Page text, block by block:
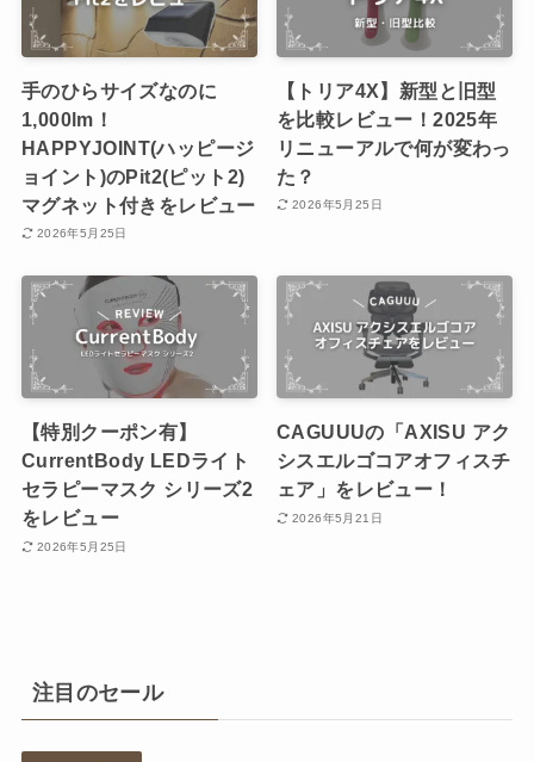
手のひらサイズなのに
1,000lm！
HAPPYJOINT(ハッピージ
ョイント)のPit2(ピット2)
マグネット付きをレビュー
2026年5月25日
【トリア4X】新型と旧型
を比較レビュー！2025年
リニューアルで何が変わっ
た？
2026年5月25日
【特別クーポン有】
CurrentBody LEDライト
セラピーマスク シリーズ2
をレビュー
2026年5月25日
CAGUUUの「AXISU アク
シスエルゴコアオフィスチ
ェア」をレビュー！
2026年5月21日
注目のセール